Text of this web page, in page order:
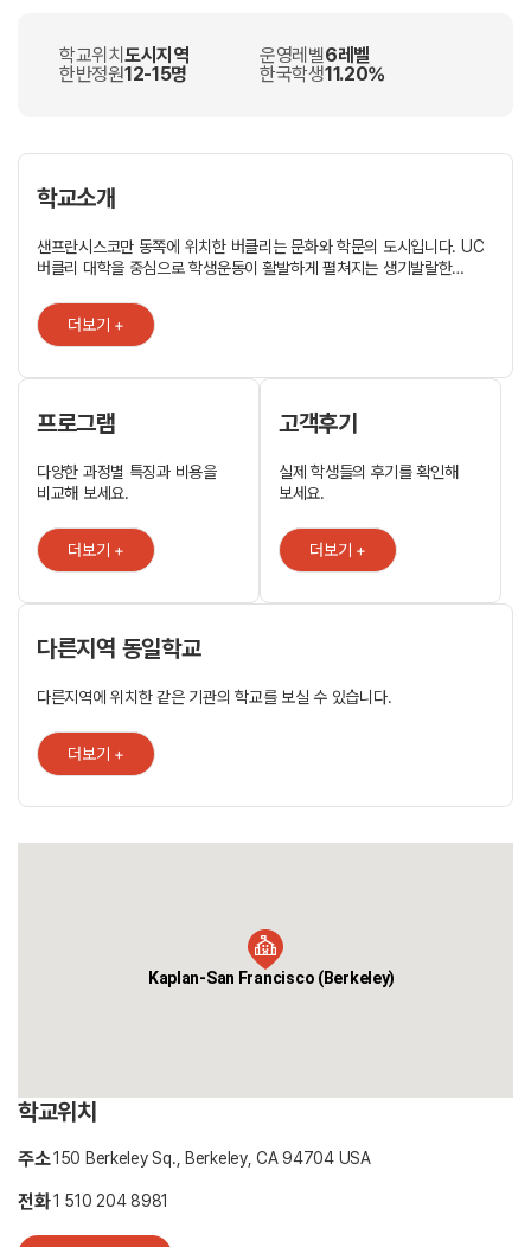
학교위치 도시지역 운영레벨6레벨
한반정원12-15명 한국학생11.20%
학교소개
샌프란시스코만 동쪽에 위치한 버클리는 문화와 학문의 도시입니다. UC
버클리 대학을 중심으로 학생운동이 활발하게 펼쳐지는 생기발랄한
정신을 가진 도시의 박물관, 서점, 카페 및 레스토랑 또한 맘껏
즐기십시오. 주말엔 가까운 샌프란시스코로 여행을 떠날 수도 있습니다.
Kaplan 버클리는 도시의 중심부인 버클리 광장에 위치하고 있으며
세계적으로 유명한 UC 버클리 대학에서 불과 두 블록 떨어져 있습니다.
수 있습니다. 지원서 및 에세이 작성, UC 버클리 캠퍼스 견학 등
Kaplan은 여러분에게 처음부터 끝까지 많은 도움이 되어드릴 것입니다.
어학 과정 ㆍ 방학 영어, 일반 영어, 집중 영어 ㆍ 시험 준비:
TOEFL®, GMAT®, GRE® ㆍ 장기 어학 연수 과정 학생 서비스 ㆍ
대학 진학 서비스 ㆍ 공항 마중 서비스 (샌프란시스코, 오클랜드 공항)
ㆍ 여행 및 의료보험 ㆍ 다양한 액티비티 프로그램 카플란 어학연수
학교 정보 ㆍ 체계적인 개인 맞춤형 프로그램 ㆍ 카플란 학교의
최상의 위치 ㆍ 다양한 국적의 학생 비율 ㆍ 깔끔한 현대식 학교 시설
홈스테이: 2인실 또는 1인실, 16세 이상, 주14식 또는 주7식 제공 ㆍ
버클리의 기숙사는 2인실 및 1인실로 구성되어 있으며 학교와
자유롭고 편안한 분위기에서 영어 실력을 향상시킬 수 있을 것입니다.
Apartment Fillmore
더보기 +
프로그램
다양한 과정별 특징과 비용을
비교해 보세요.
더보기 +
고객후기
실제 학생들의 후기를 확인해
보세요.
더보기 +
다른지역 동일학교
다른지역에 위치한 같은 기관의 학교를 보실 수 있습니다.
더보기 +
Kaplan-San Francisco (Berkeley)
학교위치
주소150 Berkeley Sq., Berkeley, CA 94704 USA
전화1 510 204 8981